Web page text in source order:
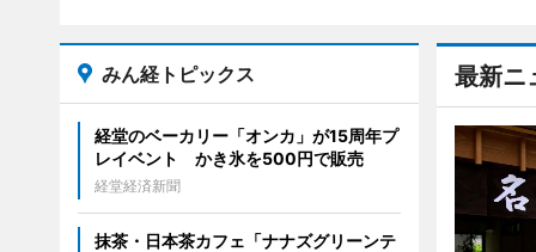
最新ニ
みん経トピックス
経堂のベーカリー「オンカ」が15周年プ
レイベント かき氷を500円で販売
経堂経済新聞
抹茶・日本茶カフェ「ナナズグリーンテ